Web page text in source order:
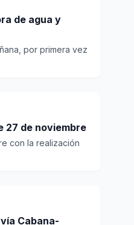
de agua y
por primera vez
27 de noviembre
con la realización